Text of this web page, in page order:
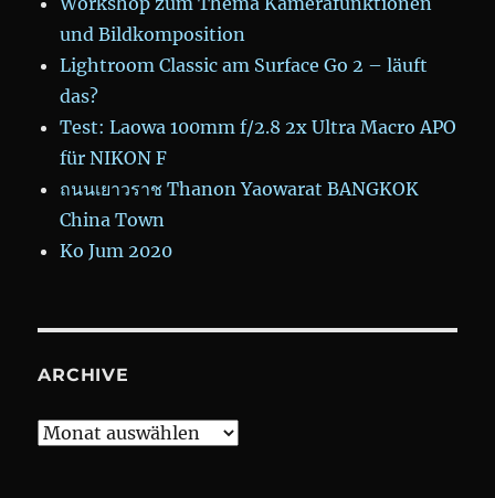
und Bildkomposition
Lightroom Classic am Surface Go 2 – läuft
das?
Test: Laowa 100mm f/2.8 2x Ultra Macro APO
für NIKON F
ถนนเยาวราช Thanon Yaowarat BANGKOK
China Town
Ko Jum 2020
ARCHIVE
Archive